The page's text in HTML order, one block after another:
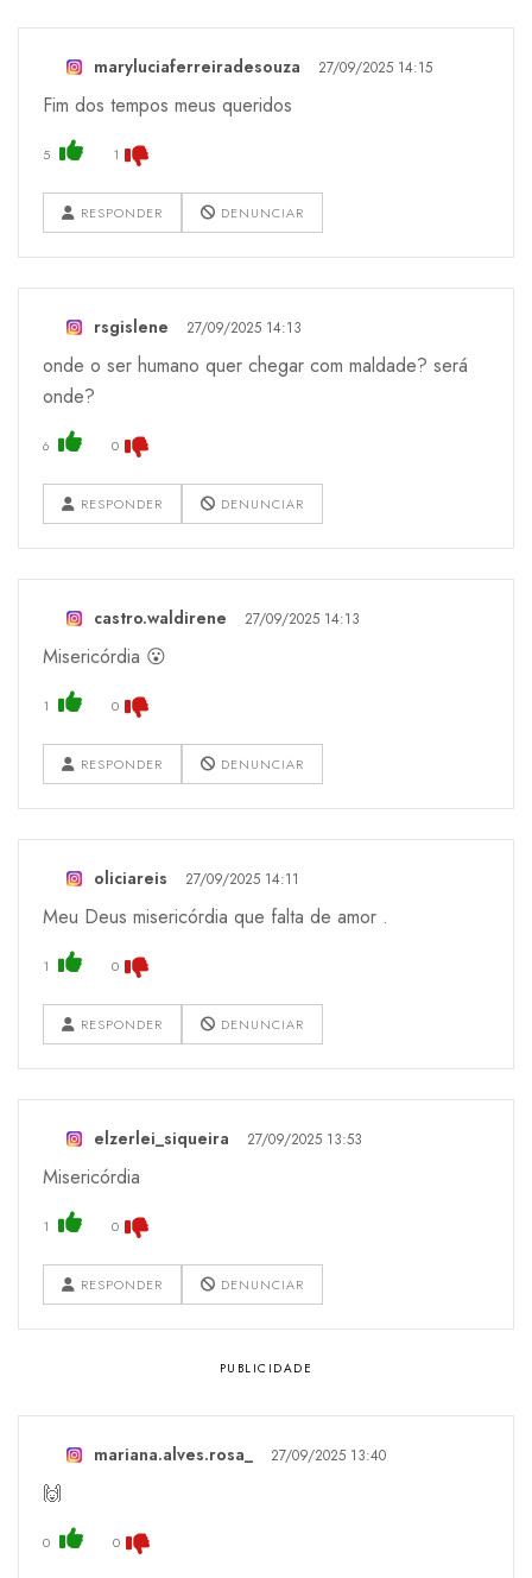
maryluciaferreiradesouza 27/09/2025 14:15
Fim dos tempos meus queridos
5 1
RESPONDER DENUNCIAR
rsgislene 27/09/2025 14:13
onde o ser humano quer chegar com maldade? será
onde?
6 0
RESPONDER DENUNCIAR
castro.waldirene 27/09/2025 14:13
Misericórdia 😮
1 0
RESPONDER DENUNCIAR
oliciareis 27/09/2025 14:11
Meu Deus misericórdia que falta de amor .
1 0
RESPONDER DENUNCIAR
elzerlei_siqueira 27/09/2025 13:53
Misericórdia
1 0
RESPONDER DENUNCIAR
mariana.alves.rosa_ 27/09/2025 13:40
🙌
0 0